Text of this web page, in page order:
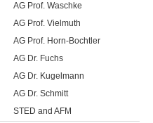
AG Prof. Waschke
AG Prof. Vielmuth
AG Prof. Horn-Bochtler
AG Dr. Fuchs
AG Dr. Kugelmann
AG Dr. Schmitt
STED and AFM